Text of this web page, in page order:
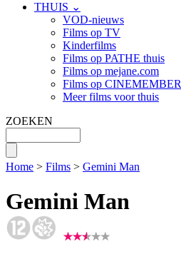
THUIS ⌄
VOD-nieuws
Films op TV
Kinderfilms
Films op PATHE thuis
Films op mejane.com
Films op CINEMEMBER
Meer films voor thuis
ZOEKEN
Home > Films > Gemini Man
Gemini Man